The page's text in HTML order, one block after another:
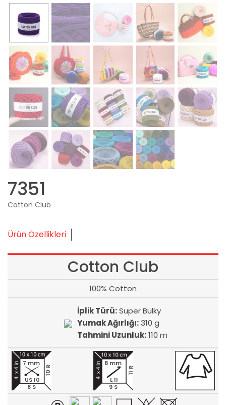
7351
Cotton Club
Ürün Özellikleri
Cotton Club
100% Cotton
İplik Türü:Super Bulky
Yumak Ağırlığı:310 g
Tahmini Uzunluk:110 m
8 S
10 R
7 mm
US 10
9 S
11 R
8 mm
L 11